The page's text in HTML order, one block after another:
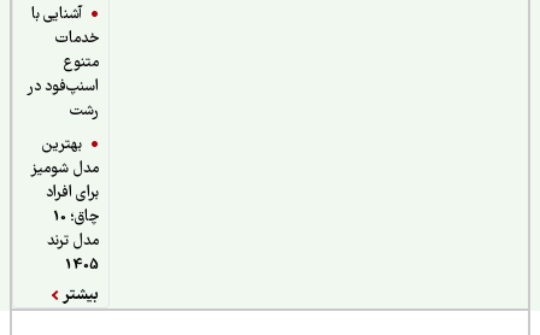
آشنایی با
خدمات
اسنپ‌فود در
بهترین
مدل شومیز
برای افراد
چاق؛ 10
مدل ترند